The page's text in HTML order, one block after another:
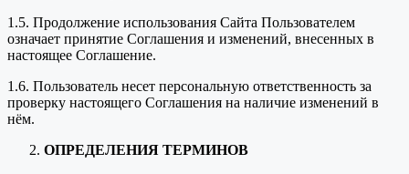
1.5. Продолжение использования Сайта Пользователем
означает принятие Соглашения и изменений, внесенных в
настоящее Соглашение.
1.6. Пользователь несет персональную ответственность за
проверку настоящего Соглашения на наличие изменений в
нём.
ОПРЕДЕЛЕНИЯ ТЕРМИНОВ